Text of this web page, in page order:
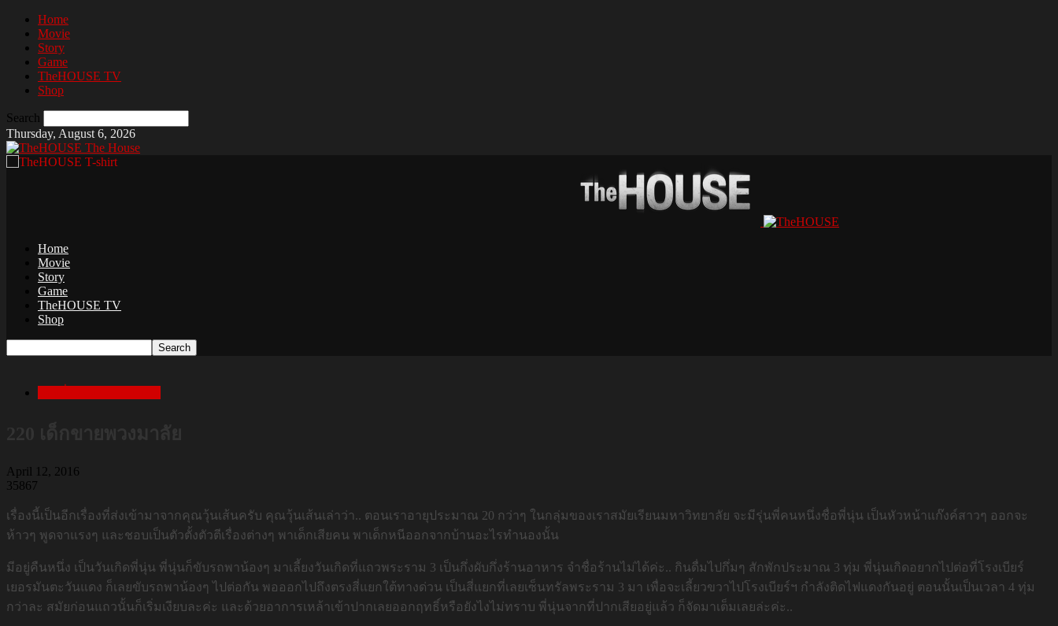
Home
Movie
Story
Game
TheHOUSE TV
Shop
Search
Thursday, August 6, 2026
The House
Home
Movie
Story
Game
TheHOUSE TV
Shop
April 12, 2016
35867
เรื่องนี้เป็นอีกเรื่องที่ส่งเข้ามาจากคุณวุ้นเส้นครับ คุณวุ้นเส้นเล่าว่า.. ตอนเราอายุประมาณ 20 กว่าๆ ในกลุ่มของเราสมัยเรียนมหาวิทยาลัย จะมีรุ่นพี่คนหนึ่งชื่อพี่นุ่น เป็นหัวหน้าแก๊งค์สาวๆ ออกจะ
ห้าวๆ พูดจาแรงๆ และชอบเป็นตัวตั้งตัวตีเรื่องต่างๆ พาเด็กเสียคน พาเด็กหนีออกจากบ้านอะไรทำนองนั้น
มีอยู่คืนหนึ่ง เป็นวันเกิดพี่นุ่น พี่นุ่นก็ขับรถพาน้องๆ มาเลี้ยงวันเกิดที่แถวพระราม 3 เป็นกึ่งผับกึ่งร้านอาหาร จำชื่อร้านไม่ได้ค่ะ.. กินดื่มไปกึ่มๆ สักพักประมาณ 3 ทุ่ม พี่นุ่นเกิดอยากไปต่อที่โรงเบียร์
เยอรมันตะวันแดง ก็เลยขับรถพาน้องๆ ไปต่อกัน พอออกไปถึงตรงสี่แยกใต้ทางด่วน เป็นสี่แยกที่เลยเซ็นทรัลพระราม 3 มา เพื่อจะเลี้ยวขวาไปโรงเบียร์ฯ กำลังติดไฟแดงกันอยู่ ตอนนั้นเป็นเวลา 4 ทุ่ม
กว่าละ สมัยก่อนแถวนั้นก็เริ่มเงียบละค่ะ และด้วยอาการเหล้าเข้าปากเลยออกฤทธิ์หรือยังไงไม่ทราบ พี่นุ่นจากที่ปากเสียอยู่แล้ว ก็จัดมาเต็มเลยล่ะค่ะ..